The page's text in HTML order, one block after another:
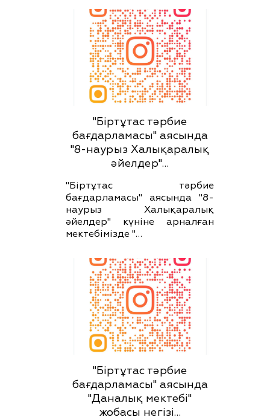
"Біртұтас тәрбие
бағдарламасы" аясында
"8-наурыз Халықаралық
әйелдер"…
"Біртұтас тәрбие
бағдарламасы" аясында "8-
наурыз Халықаралық
әйелдер" күніне арналған
мектебімізде "…
"Біртұтас тәрбие
бағдарламасы" аясында
"Даналық мектебі"
жобасы негізі…